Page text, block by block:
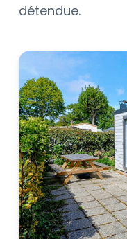
détendue.